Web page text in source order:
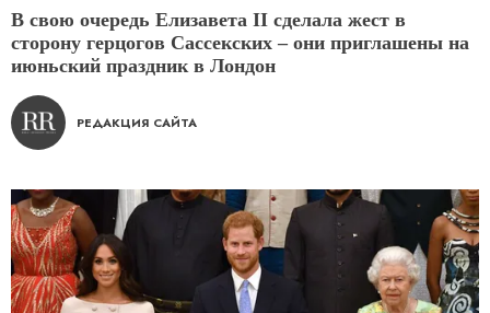
В свою очередь Елизавета II сделала жест в
сторону герцогов Сассекских – они приглашены на
июньский праздник в Лондон
РЕДАКЦИЯ САЙТА